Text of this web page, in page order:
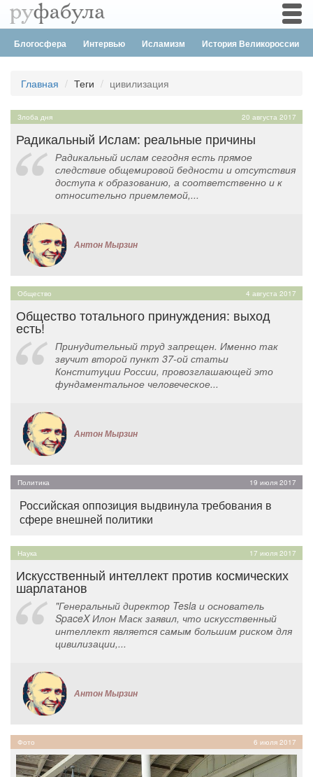
Блогосфера Интервью Исламизм История Великороссии
Главная Теги цивилизация
Злоба дня 20 августа 2017
Радикальный Ислам: реальные причины
Радикальный ислам сегодня есть прямое
следствие общемировой бедности и отсутствия
доступа к образованию, а соответственно и к
относительно приемлемой,...
Антон Мырзин
Общество 4 августа 2017
Общество тотального принуждения: выход
есть!
Принудительный труд запрещен. Именно так
звучит второй пункт 37-ой статьи
Конституции России, провозглашающей это
фундаментальное человеческое...
Антон Мырзин
Политика 19 июля 2017
Российская оппозиция выдвинула требования в
сфере внешней политики
Наука 17 июля 2017
Искусственный интеллект против космических
шарлатанов
"Генеральный директор Tesla и основатель
SpaceX Илон Маск заявил, что искусственный
интеллект является самым большим риском для
цивилизации,...
Антон Мырзин
Фото 6 июля 2017